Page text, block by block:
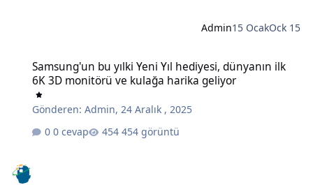
Admin15 OcakOck 15
Samsung'un bu yılki Yeni Yıl hediyesi, dünyanın ilk
6K 3D monitörü ve kulağa harika geliyor
Gönderen:Admin,24 Aralık , 2025
0 cevap
454 görüntü